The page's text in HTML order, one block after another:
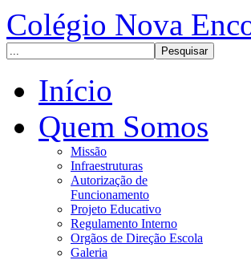
Colégio Nova
Início
Quem Somos
Missão
Infraestruturas
Autorização de
Funcionamento
Projeto Educativo
Regulamento Interno
Orgãos de Direção Escola
Galeria